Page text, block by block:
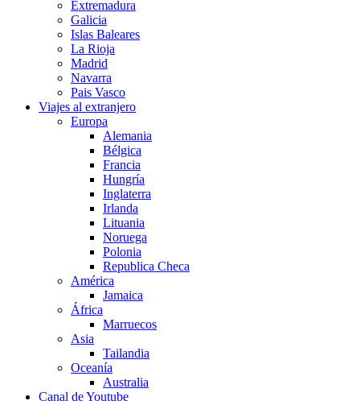
Extremadura
Galicia
Islas Baleares
La Rioja
Madrid
Navarra
Pais Vasco
Viajes al extranjero
Europa
Alemania
Bélgica
Francia
Hungría
Inglaterra
Irlanda
Lituania
Noruega
Polonia
Republica Checa
América
Jamaica
África
Marruecos
Asia
Tailandia
Oceanía
Australia
Canal de Youtube